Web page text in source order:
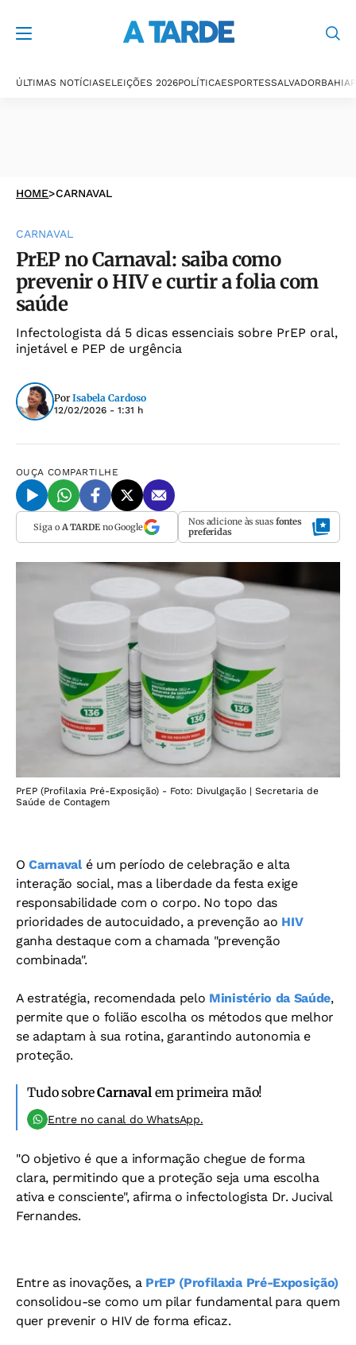
ÚLTIMAS NOTÍCIASELEIÇÕES 2026POLÍTICAESPORTESSALVADORBAHIA
HOME>CARNAVAL
CARNAVAL
PrEP no Carnaval: saiba como
prevenir o HIV e curtir a folia com
saúde
Infectologista dá 5 dicas essenciais sobre PrEP oral,
injetável e PEP de urgência
Por Isabela Cardoso
12/02/2026 - 1:31 h
OUÇA COMPARTILHE
Siga o A TARDEno Google Nos adicione às suas fontes
preferidas
PrEP (Profilaxia Pré-Exposição) - Foto: Divulgação | Secretaria de
Saúde de Contagem
OCarnavalé um período de celebração e alta
interação social, mas a liberdade da festa exige
responsabilidade com o corpo. No topo das
prioridades de autocuidado, a prevenção ao HIV
ganha destaque com a chamada "prevenção
combinada".
A estratégia, recomendada pelo Ministério da Saúde,
permite que o folião escolha os métodos que melhor
se adaptam à sua rotina, garantindo autonomia e
proteção.
Tudo sobreCarnavalem primeira mão!
Entre no canal do WhatsApp.
"O objetivo é que a informação chegue de forma
clara, permitindo que a proteção seja uma escolha
ativa e consciente", afirma o infectologista Dr. Jucival
Fernandes.
Entre as inovações, a PrEP (Profilaxia Pré-Exposição)
consolidou-se como um pilar fundamental para quem
quer prevenir o HIV de forma eficaz.